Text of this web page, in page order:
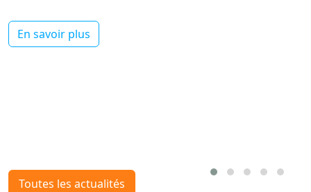
En savoir plus
Toutes les actualités